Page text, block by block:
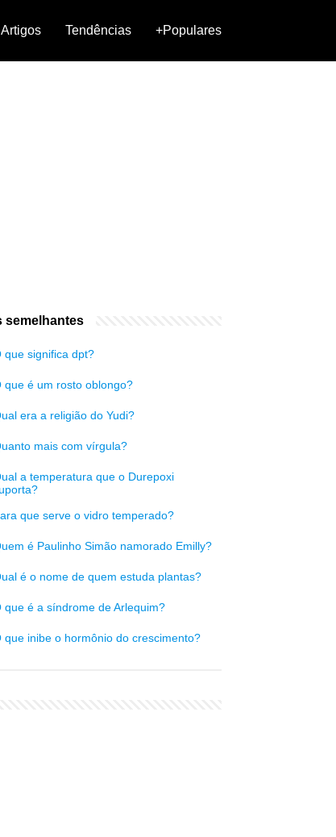
Artigos Tendências +Populares
semelhantes
que significa dpt?
que é um rosto oblongo?
era a religião do Yudi?
mais com vírgula?
a temperatura que o Durepoxi
que serve o vidro temperado?
é Paulinho Simão namorado Emilly?
é o nome de quem estuda plantas?
que é a síndrome de Arlequim?
que inibe o hormônio do crescimento?